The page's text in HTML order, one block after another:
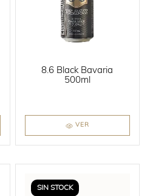
8.6 Black Bavaria
500ml
VER
SIN STOCK